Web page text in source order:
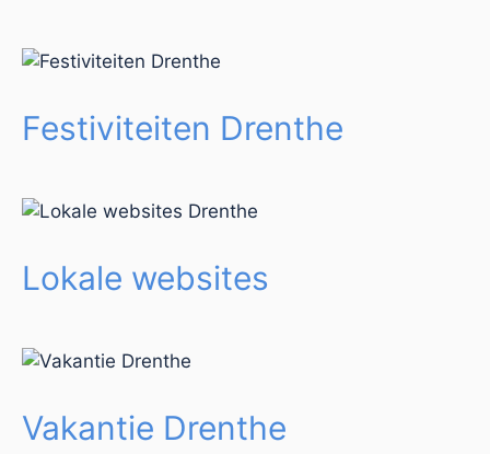
Festiviteiten Drenthe
Lokale websites
Vakantie Drenthe